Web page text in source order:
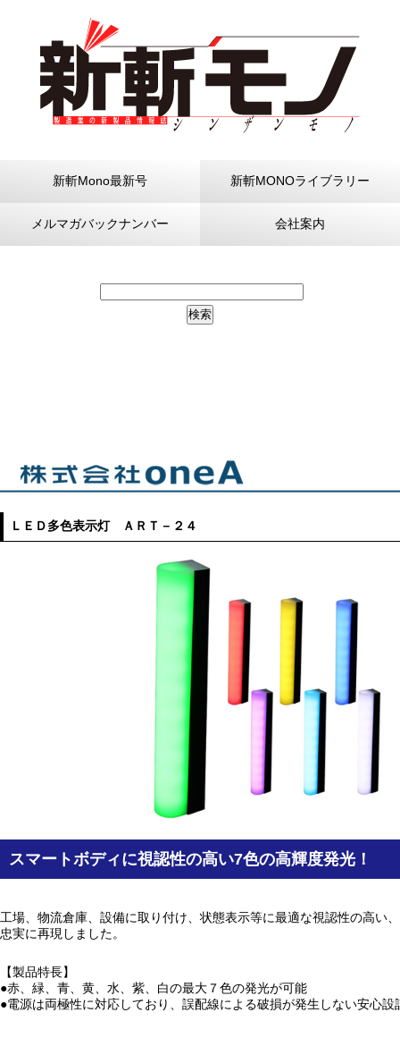
新斬Mono最新号 新斬MONOライブラリー
メルマガバックナンバー 会社案内
ＬＥＤ多色表示灯 ＡＲＴ－２４
スマートボディに視認性の高い7色の高輝度発光！
工場、物流倉庫、設備に取り付け、状態表示等に最適な視認性の高い
忠実に再現しました。
【製品特長】
●赤、緑、青、黄、水、紫、白の最大７色の発光が可能
●電源は両極性に対応しており、誤配線による破損が発生しない安心設